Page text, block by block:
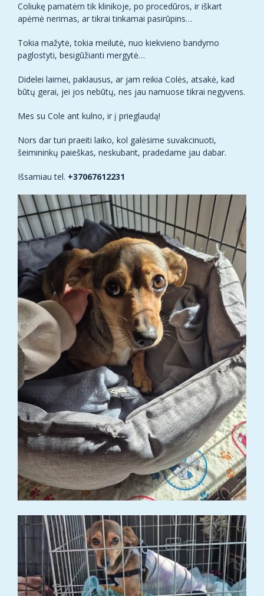
Coliukę pamatėm tik klinikoje, po procedūros, ir iškart
apėmė nerimas, ar tikrai tinkamai pasirūpins…
Tokia mažytė, tokia meilutė, nuo kiekvieno bandymo
paglostyti, besigūžianti mergytė…
Didelei laimei, paklausus, ar jam reikia Colės, atsakė, kad
būtų gerai, jei jos nebūtų, nes jau namuose tikrai negyvens.
Mes su Cole ant kulno, ir į prieglaudą!
Nors dar turi praeiti laiko, kol galėsime suvakcinuoti,
šeimininkų paieškas, neskubant, pradedame jau dabar.
Išsamiau tel. +37067612231